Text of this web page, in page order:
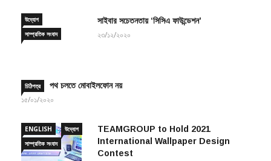
উদ্যোগ
সাম্প্রতিক সংবাদ
সাইবার সচেতনতায় ‘সিসিএ ফাউন্ডেশন’
২৩/১২/২০২০
চিঠিপত্র পথ চলতে মোবাইলফোন নয়
১৫/০১/২০২০
ENGLISH
উদ্যোগ
সাম্প্রতিক সংবাদ
TEAMGROUP to Hold 2021
International Wallpaper Design
Contest